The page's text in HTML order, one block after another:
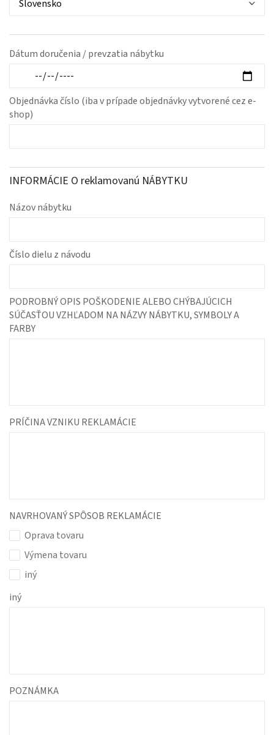
Dátum doručenia / prevzatia nábytku
Objednávka číslo (iba v prípade objednávky vytvorené cez e-
shop)
INFORMÁCIE O reklamovanú NÁBYTKU
Názov nábytku
Číslo dielu z návodu
PODROBNÝ OPIS POŠKODENIE ALEBO CHÝBAJÚCICH
SÚČASŤOU VZHĽADOM NA NÁZVY NÁBYTKU, SYMBOLY A
FARBY
PRÍČINA VZNIKU REKLAMÁCIE
NAVRHOVANÝ SPÔSOB REKLAMÁCIE
Oprava tovaru
Výmena tovaru
iný
iný
POZNÁMKA